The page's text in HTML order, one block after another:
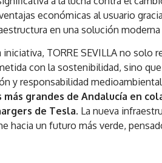
económicas al usuario
en una solución
iniciativa, TORRE SEVILLA no solo
con la sostenibilidad, sino
y responsabilidad
más grandes de Andalucía en
de Tesla. La nueva
hacia un futuro más verde,